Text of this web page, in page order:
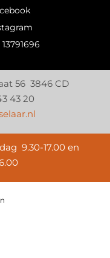
56 3846 CD
43 20
9.30-17.00 en